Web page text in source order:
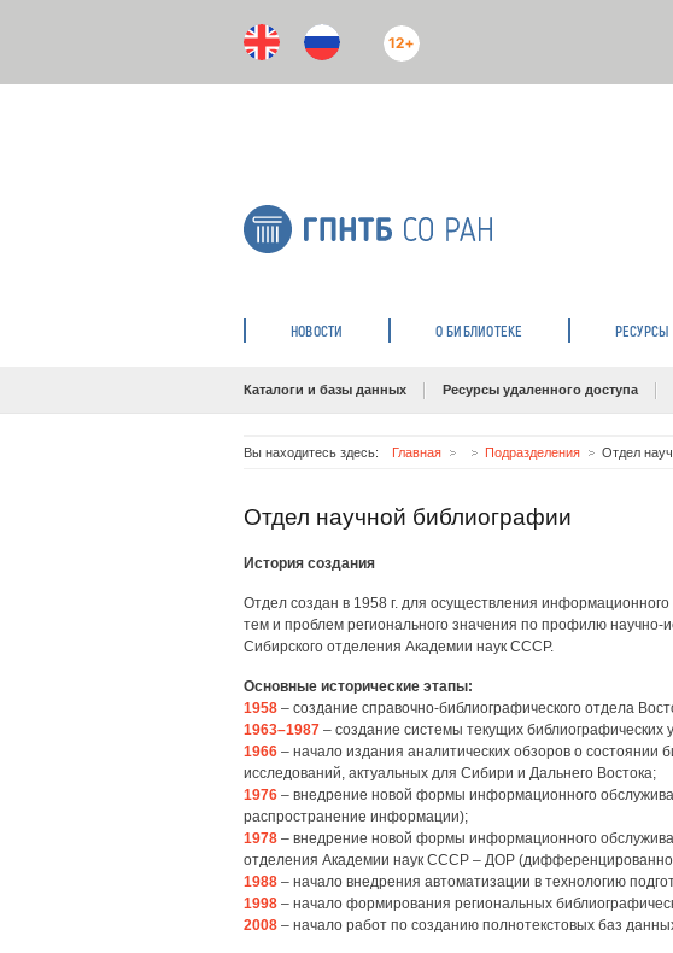
12+
НОВОСТИ О БИБЛИОТЕКЕ РЕСУРСЫ
Каталоги и базы данных Ресурсы удаленного доступа
Вы находитесь здесь: Главная Подразделения Отдел
Отдел научной библиографии
История создания
Отдел создан в 1958 г. для осуществления
тем и проблем регионального значения по профилю научно-
Сибирского отделения Академии наук СССР.
Основные исторические этапы:
1958 – создание справочно-библиографического отдела
1963–1987 – создание системы текущих библиографических
1966 – начало издания аналитических обзоров о состоянии
исследований, актуальных для Сибири и Дальнего Востока;
1976 – внедрение новой формы информационного
распространение информации);
1978 – внедрение новой формы информационного
отделения Академии наук СССР – ДОР
1988 – начало внедрения автоматизации в технологию
1998 – начало формирования региональных
2008 – начало работ по созданию полнотекстовых баз